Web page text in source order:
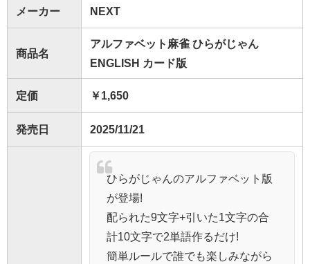
メーカー NEXT
商品名
アルファベット麻雀 ひらがじゃん
ENGLISH カード版
定価 ￥1,650
発売日 2025/11/21
ひらがじゃんのアルファベット版
が登場!
配られた9文字+引いた1文字の合
計10文字で2単語作るだけ!
簡単ルールで誰でも楽しみながら